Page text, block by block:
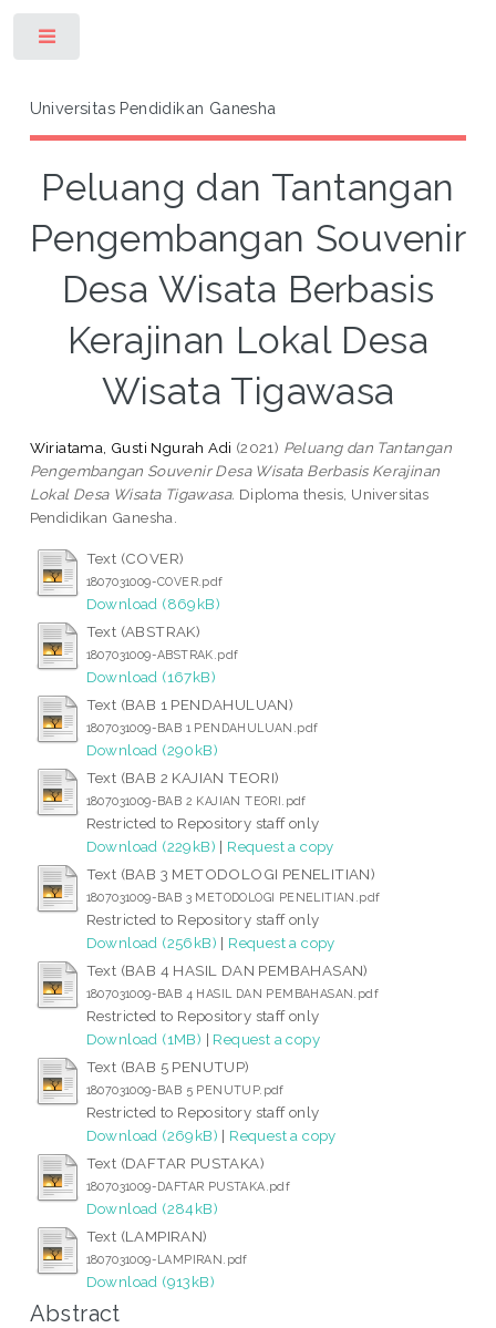
Universitas Pendidikan Ganesha
Peluang dan Tantangan
Pengembangan Souvenir
Desa Wisata Berbasis
Kerajinan Lokal Desa
Wisata Tigawasa
Wiriatama, Gusti Ngurah Adi (2021) Peluang dan Tantangan
Pengembangan Souvenir Desa Wisata Berbasis Kerajinan
Lokal Desa Wisata Tigawasa. Diploma thesis, Universitas
Pendidikan Ganesha.
Text (COVER)
1807031009-COVER.pdf
Download (869kB)
Text (ABSTRAK)
1807031009-ABSTRAK.pdf
Download (167kB)
Text (BAB 1 PENDAHULUAN)
1807031009-BAB 1 PENDAHULUAN.pdf
Download (290kB)
Text (BAB 2 KAJIAN TEORI)
1807031009-BAB 2 KAJIAN TEORI.pdf
Restricted to Repository staff only
Download (229kB) | Request a copy
Text (BAB 3 METODOLOGI PENELITIAN)
1807031009-BAB 3 METODOLOGI PENELITIAN.pdf
Restricted to Repository staff only
Download (256kB) | Request a copy
Text (BAB 4 HASIL DAN PEMBAHASAN)
1807031009-BAB 4 HASIL DAN PEMBAHASAN.pdf
Restricted to Repository staff only
Download (1MB) | Request a copy
Text (BAB 5 PENUTUP)
1807031009-BAB 5 PENUTUP.pdf
Restricted to Repository staff only
Download (269kB) | Request a copy
Text (DAFTAR PUSTAKA)
1807031009-DAFTAR PUSTAKA.pdf
Download (284kB)
Text (LAMPIRAN)
1807031009-LAMPIRAN.pdf
Download (913kB)
Abstract